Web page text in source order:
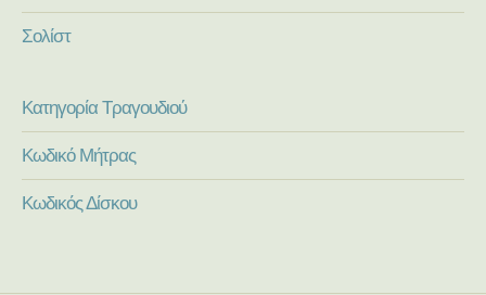
Σολίστ
Κατηγορία Τραγουδιού
Κωδικό Μήτρας
Κωδικός Δίσκου